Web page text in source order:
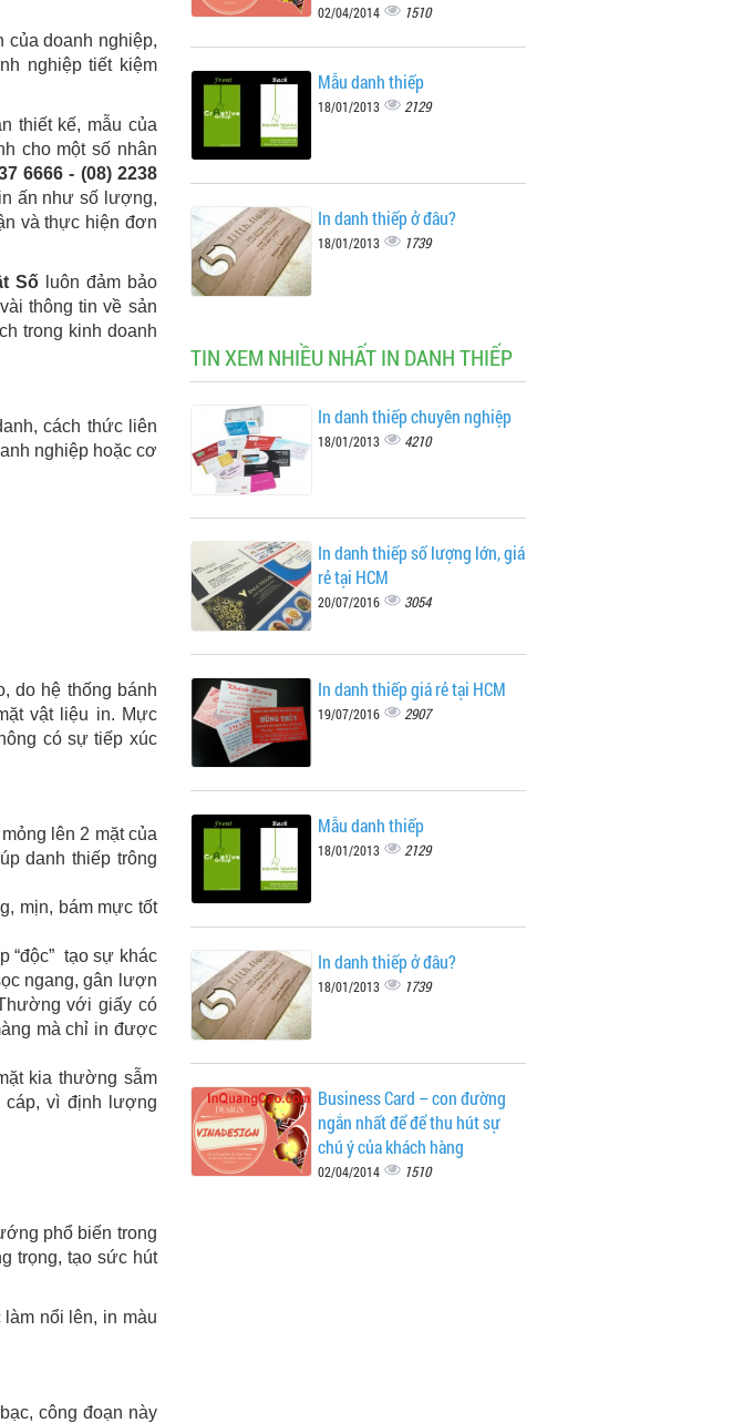
của doanh nghiệp,
nghiệp tiết kiệm
thiết kế, mẫu của
cho một số nhân
6666 - (08) 2238
ấn như số lượng,
và thực hiện đơn
Số
luôn đảm bảo
thông tin về sản
trong kinh doanh
cách thức liên
nghiệp hoặc cơ
do hệ thống bánh
vật liệu in. Mực
có sự tiếp xúc
lên 2 mặt của
danh thiếp trông
mịn, bám mực tốt
“độc” tạo sự khác
ngang, gân lượn
với giấy có
mà chỉ in được
kia thường sẫm
cáp, vì định lượng
phổ biến trong
trọng, tạo sức hút
nổi lên, in màu
công đoạn này
02/04/2014 1510
Mẫu danh thiếp
18/01/2013 2129
In danh thiếp ở đâu?
18/01/2013 1739
TIN XEM NHIỀU NHẤT IN DANH THIẾP
In danh thiếp chuyên nghiệp
18/01/2013 4210
In danh thiếp số lượng lớn, giá
rẻ tại HCM
20/07/2016 3054
In danh thiếp giá rẻ tại HCM
19/07/2016 2907
Mẫu danh thiếp
18/01/2013 2129
In danh thiếp ở đâu?
18/01/2013 1739
Business Card – con đường
ngắn nhất để để thu hút sự
chú ý của khách hàng
02/04/2014 1510